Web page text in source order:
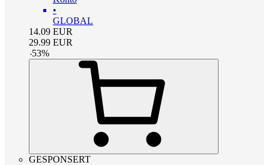
•
GLOBAL
14.09 EUR
29.99 EUR
-53%
GESPONSERT